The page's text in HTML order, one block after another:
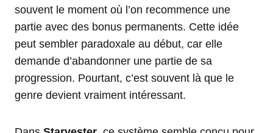
souvent le moment où l’on recommence une
partie avec des bonus permanents. Cette idée
peut sembler paradoxale au début, car elle
demande d’abandonner une partie de sa
progression. Pourtant, c’est souvent là que le
genre devient vraiment intéressant.